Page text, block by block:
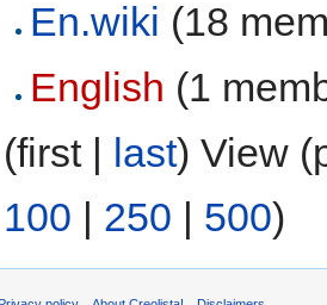
En.wiki (18
English (1
(first |
last) View
100
250 500)